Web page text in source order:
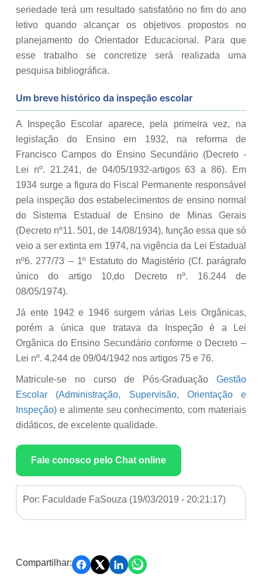
seriedade terá um resultado satisfatório no fim do ano
letivo quando alcançar os objetivos propostos no
planejamento do Orientador Educacional. Para que
esse trabalho se concretize será realizada uma
pesquisa bibliográfica.
Um breve histórico da inspeção escolar
A Inspeção Escolar aparece, pela primeira vez, na
legislação do Ensino em 1932, na reforma de
Francisco Campos do Ensino Secundário (Decreto -
Lei nº. 21.241, de 04/05/1932-artigos 63 a 86). Em
1934 surge a figura do Fiscal Permanente responsável
pela inspeção dos estabelecimentos de ensino normal
do Sistema Estadual de Ensino de Minas Gerais
(Decreto nº11. 501, de 14/08/1934), função essa que só
veio a ser extinta em 1974, na vigência da Lei Estadual
nº6. 277/73 – 1º Estatuto do Magistério (Cf. parágrafo
único do artigo 10,do Decreto nº. 16.244 de
08/05/1974).
Já ente 1942 e 1946 surgem várias Leis Orgânicas,
porém a única que tratava da Inspeção é a Lei
Orgânica do Ensino Secundário conforme o Decreto –
Lei nº. 4.244 de 09/04/1942 nos artigos 75 e 76.
Matricule-se no curso de Pós-Graduação Gestão
Escolar (Administração, Supervisão, Orientação e
Inspeção) e alimente seu conhecimento, com materiais
didáticos, de excelente qualidade.
Fale conosco pelo Chat online
Por: Faculdade FaSouza (19/03/2019 - 20:21:17)
Compartilhar: